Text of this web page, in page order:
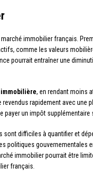
marché immobilier français.
comme les valeurs
pourrait entraîner une
, en rendant moins
rapidement avec une
un impôt supplémentaire
difficiles à quantifier et
politiques gouvernementales
immobilier pourrait être
français.